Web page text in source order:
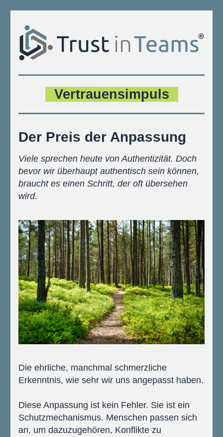
Vertrauensimpuls
Der Preis der Anpassung
Viele sprechen heute von Authentizität. Doch
bevor wir überhaupt authentisch sein können,
braucht es einen Schritt, der oft übersehen
wird.
Die ehrliche, manchmal schmerzliche
Erkenntnis, wie sehr wir uns angepasst haben.
Diese Anpassung ist kein Fehler. Sie ist ein
Schutzmechanismus. Menschen passen sich
an, um dazuzugehören, Konflikte zu